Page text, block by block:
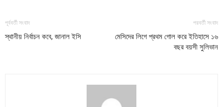
পূর্ববর্তী সংবাদ
স্থানীয় নির্বাচন কবে, জানাল ইসি
পরবর্তী সংবাদ
মেসিদের লিগে প্রথম গোল করে ইতিহাসে ১৬
বছর বয়সী সুলিভান